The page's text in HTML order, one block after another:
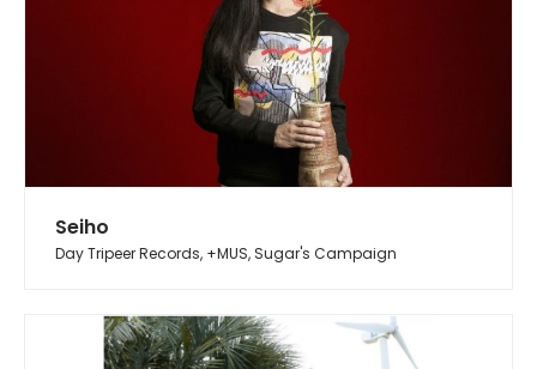
Seiho
Day Tripeer Records, +MUS, Sugar's Campaign